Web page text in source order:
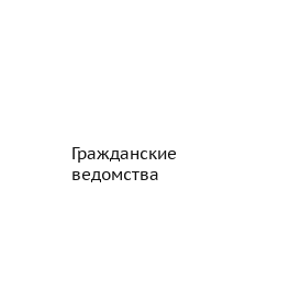
Гражданские
ведомства